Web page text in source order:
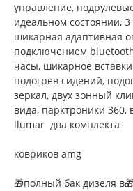
управление,
идеальном состоянии,
шикарная адаптивная
подключением
часы, шикарное
подогрев сидений,
зеркал, двух зонный
вида, парктроники 360,
llumar два комплекта
ковриков amg
🎁полный бак дизеля